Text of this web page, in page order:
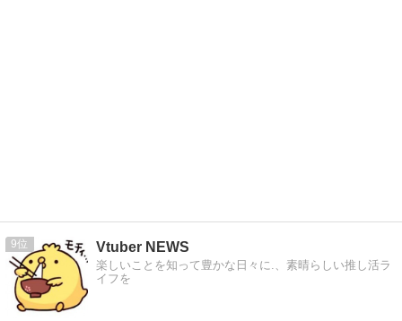
9 Vtuber NEWS
楽しいことを知って豊かな日々に.、素晴らしい推し活ラ
イフを